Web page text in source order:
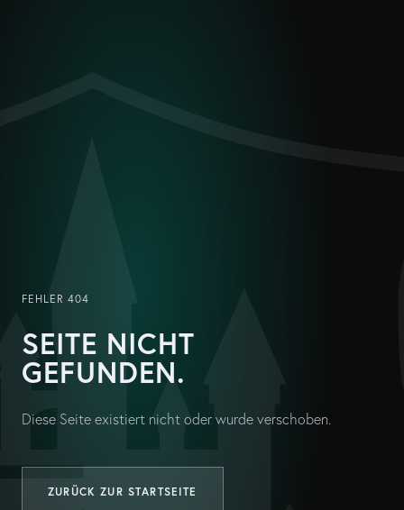
FEHLER 404
SEITE NICHT
GEFUNDEN.
Diese Seite existiert nicht oder wurde verschoben.
ZURÜCK ZUR STARTSEITE